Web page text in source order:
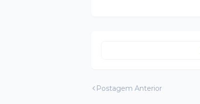
Postagem Anterior